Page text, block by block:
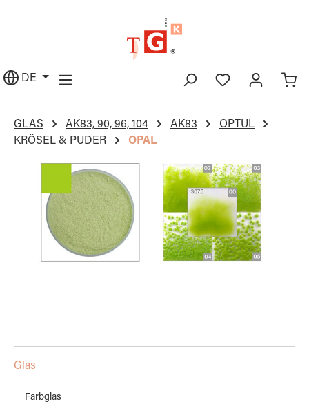
DE
GLAS AK83, 90, 96, 104 AK83
OPTUL
KRÖSEL & PUDER
OPAL
Glas
Farbglas